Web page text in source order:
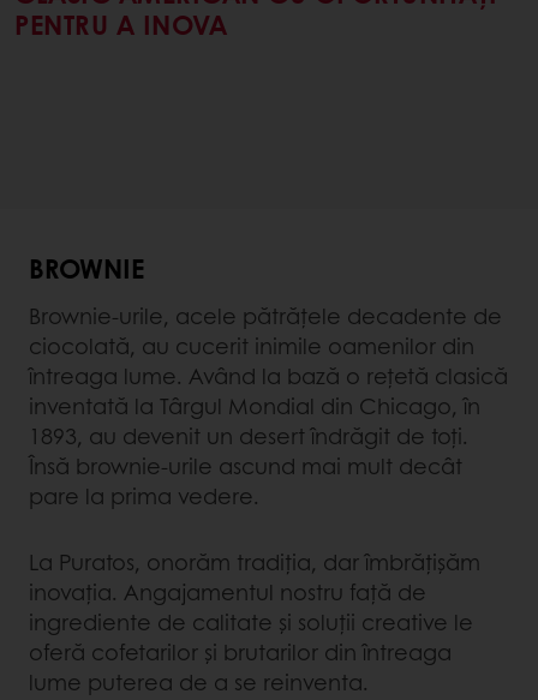
PENTRU A INOVA
BROWNIE
Brownie-urile, acele pătrățele decadente de
ciocolată, au cucerit inimile oamenilor din
întreaga lume. Având la bază o rețetă clasică
inventată la Târgul Mondial din Chicago, în
1893, au devenit un desert îndrăgit de toți.
Însă brownie-urile ascund mai mult decât
pare la prima vedere.
La Puratos, onorăm tradiția, dar îmbrățișăm
inovația. Angajamentul nostru față de
ingrediente de calitate și soluții creative le
oferă cofetarilor și brutarilor din întreaga
lume puterea de a se reinventa.